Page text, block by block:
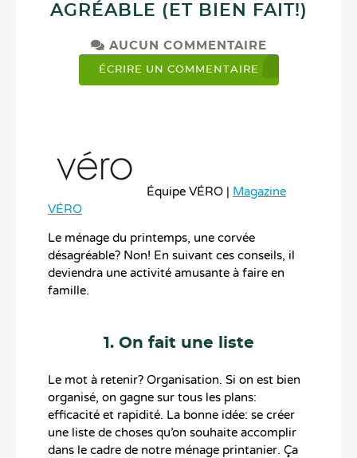
AGRÉABLE (ET BIEN FAIT!)
AUCUN COMMENTAIRE
ÉCRIRE UN COMMENTAIRE
Équipe VÉRO | Magazine
VÉRO
Le ménage du printemps, une corvée
désagréable? Non! En suivant ces conseils, il
deviendra une activité amusante à faire en
famille.
1. On fait une liste
Le mot à retenir? Organisation. Si on est bien
organisé, on gagne sur tous les plans:
efficacité et rapidité. La bonne idée: se créer
une liste de choses qu’on souhaite accomplir
dans le cadre de notre ménage printanier. Ça